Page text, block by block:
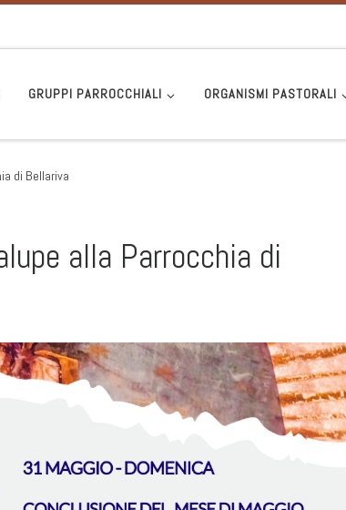
GRUPPI PARROCCHIALI ORGANISMI PASTORALI
di Bellariva
alla Parrocchia di